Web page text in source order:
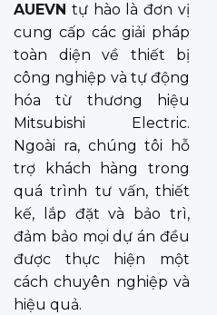
AUEVN tự hào là đơn vị
cung cấp các giải pháp
toàn diện về thiết bị
công nghiệp và tự động
hóa từ thương hiệu
Mitsubishi Electric.
Ngoài ra, chúng tôi hỗ
trợ khách hàng trong
quá trình tư vấn, thiết
kế, lắp đặt và bảo trì,
đảm bảo mọi dự án đều
được thực hiện một
cách chuyên nghiệp và
hiệu quả.